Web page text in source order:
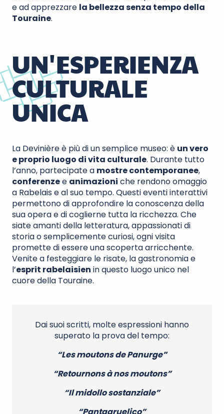
e ad apprezzare la bellezza senza tempo della
Touraine.
UN'ESPERIENZA
CULTURALE
UNICA
La Devinière è più di un semplice museo: è un vero
e proprio luogo di vita culturale. Durante tutto
l’anno, partecipate a mostre contemporanee,
conferenzee animazioni che rendono omaggio
a Rabelais e al suo tempo. Questi eventi interattivi
permettono di approfondire la conoscenza della
sua opera e di coglierne tutta la ricchezza. Che
siate amanti della letteratura, appassionati di
storia o semplicemente curiosi, ogni visita
promette di essere una scoperta arricchente.
Venite a festeggiare le risate, la gastronomia e
l’esprit rabelaisien in questo luogo unico nel
cuore della Touraine.
Dai suoi scritti, molte espressioni hanno
superato la prova del tempo:
“Les moutons de Panurge”
“Retournons à nos moutons”
“Il midollo sostanziale”